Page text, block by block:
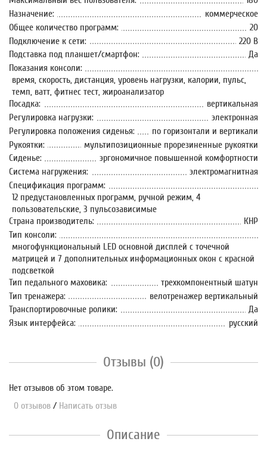
Назначение:
коммерческое
Общее количество программ:
20
Подключение к сети:
220 В
Подставка под планшет/смартфон:
Да
Показания консоли:
время, скорость, дистанция, уровень нагрузки, калории, пульс,
темп, ватт, фитнес тест, жироанализатор
Посадка:
вертикальная
Регулировка нагрузки:
электронная
Регулировка положения сиденья:
по горизонтали и вертикали
Рукоятки:
мультипозиционные прорезиненные рукоятки
Сиденье:
эргономичное повышенной комфортности
Система нагружения:
электромагнитная
Спецификация программ:
12 предустановленных программ, ручной режим, 4
пользовательские, 3 пульсозависимые
Страна производитель:
КНР
Тип консоли:
многофункциональный LED основной дисплей с точечной
матрицей и 7 дополнительных информационных окон с красной
подсветкой
Тип педального маховика:
трехкомпонентный шатун
Тип тренажера:
велотренажер вертикальный
Транспортировочные ролики:
Да
Язык интерфейса:
русский
Отзывы (0)
Нет отзывов об этом товаре.
0 отзывов / Написать отзыв
Описание